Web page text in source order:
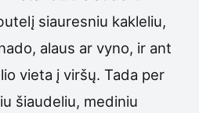
siauresniu kakleliu,
alaus ar vyno, ir ant
vieta į viršų. Tada per
šiaudeliu, mediniu